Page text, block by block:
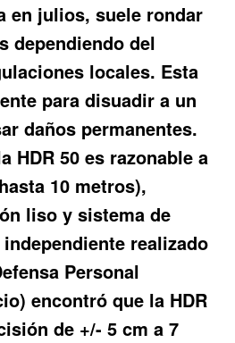
en julios, suele rondar
dependiendo del
locales. Esta
para disuadir a un
daños permanentes.
HDR 50 es razonable a
10 metros),
liso y sistema de
realizado
Personal
encontró que la HDR
de +/- 5 cm a 7